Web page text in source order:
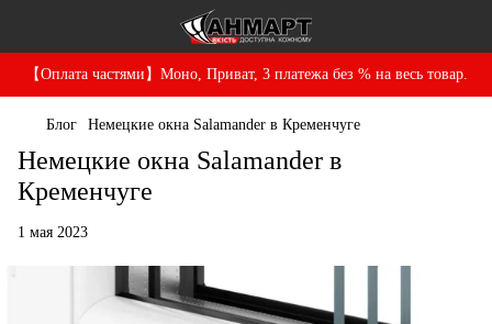
【Оплата частями】Моно, Приват, 3 платежа без % на весь товар.
Блог Немецкие окна Salamander в Кременчуге
Немецкие окна Salamander в
Кременчуге
1 мая 2023